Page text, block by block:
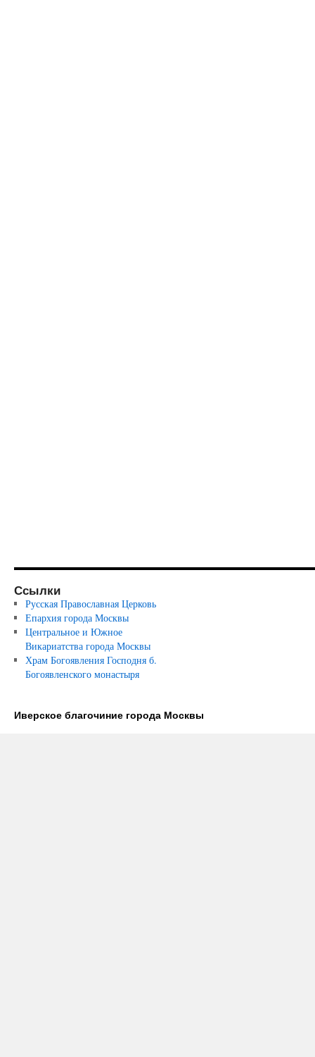
Ссылки
Русская Православная Церковь
Епархия города Москвы
Центральное и Южное
Викариатства города Москвы
Храм Богоявления Господня б.
Богоявленского монастыря
Иверское благочиние города Москвы